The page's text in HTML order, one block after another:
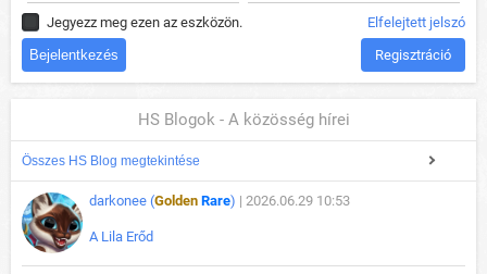
Jegyezz meg ezen az eszközön. Elfelejtett jelszó
Regisztráció
HS Blogok - A közösség hírei
Összes HS Blog megtekintése
darkonee (Golden Rare) | 2026.06.29 10:53
A Lila Erőd